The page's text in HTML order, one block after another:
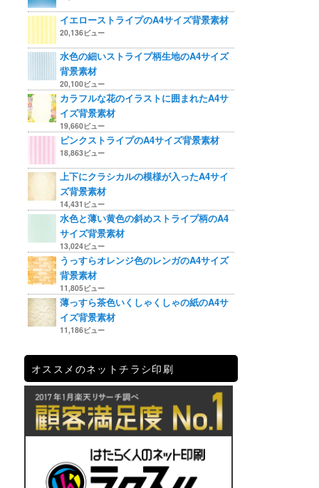
イエローストライプのA4サイズ背景素材
20,136ビュー
水色の細いストライプ柄生地のA4サイズ
背景素材
20,100ビュー
カラフルな花のイラストに囲まれたA4サ
イズ背景素材
19,660ビュー
ピンクストライプのA4サイズ背景素材
18,863ビュー
上下にクラシカルの模様が入ったA4サイ
ズ背景素材
14,431ビュー
水色と薄い黄色の斜めストライプ柄のA4
サイズ背景素材
13,024ビュー
うっすらオレンジ色のレンガのA4サイズ
背景素材
11,805ビュー
薄っすら茶色いくしゃくしゃの紙のA4サ
イズ背景素材
11,186ビュー
オススメのネットチラシ印刷